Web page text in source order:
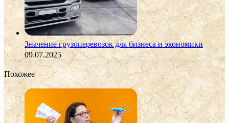
Значение грузоперевозок для бизнеса и экономики
09.07.2025
Похожее